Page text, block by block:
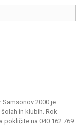
Samsonov 2000 je
in klubih. Rok
pokličite na 040 162 769